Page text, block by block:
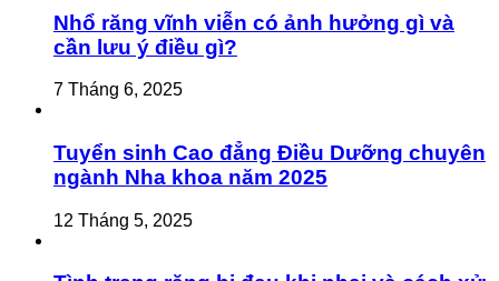
Nhổ răng vĩnh viễn có ảnh hưởng gì và
cần lưu ý điều gì?
7 Tháng 6, 2025
Tuyển sinh Cao đẳng Điều Dưỡng chuyên
ngành Nha khoa năm 2025
12 Tháng 5, 2025